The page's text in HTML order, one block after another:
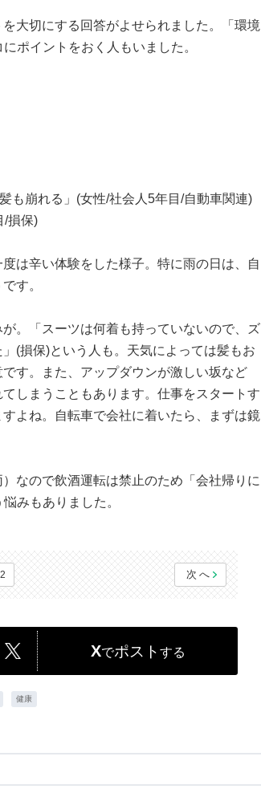
大切にする回答がよせられました。「環境
ポイントをおく人もいました。
も崩れる」(女性/社会人5年目/自動車関連)
/損保)
は辛い体験をした様子。特に雨の日は、自
す。
。「スーツは何着も持っていないので、ズ
(損保)という人も。天気によっては髪もお
す。また、アップダウンが激しい坂など
しまうこともあります。仕事をスタートす
よね。自転車で会社に着いたら、まずは鏡
なので飲酒運転は禁止のため「会社帰りに
みもありました。
2 次へ
Xでポスト する
健康